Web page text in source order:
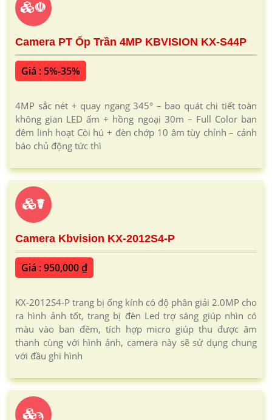
☫
Camera PT Ốp Trần 4MP KBVISION KX-S44P
Giá : 5%-35%
4MP sắc nét + quay ngang 345° – bao quát chi tiết toàn
không gian LED ấm + hồng ngoại 30m – Full Color ban
đêm linh hoạt Còi hú + đèn chớp 10 âm tùy chỉnh – cảnh
báo chủ động tức thì
☤
Camera Kbvision KX-2012S4-P
Giá : 950,000 ₫
KX-2012S4-P trang bị ống kính có độ phân giải 2.0MP cho
ra hình ảnh tốt, trang bị đèn Led trợ sáng giúp nhìn có
màu vào ban đêm, tích hợp micro giúp thu được âm
thanh cùng với hình ảnh, camera này sẽ sử dụng chung
với đầu ghi hình
ϡ